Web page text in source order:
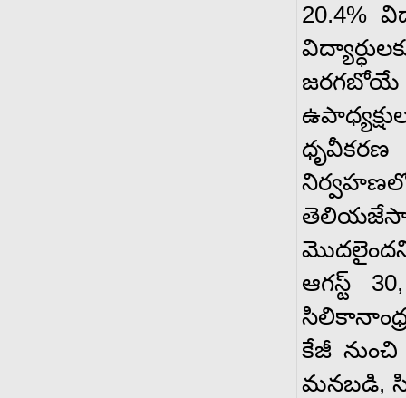
20.4%
మొదలైందని,
ఆగస్ట్
కేజీ
మనబడి,